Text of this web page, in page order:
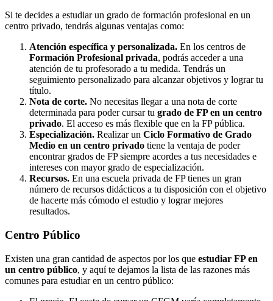
Si te decides a estudiar un grado de formación profesional en un
centro privado, tendrás algunas ventajas como:
Atención específica y personalizada. En los centros de
Formación Profesional privada, podrás acceder a una
atención de tu profesorado a tu medida. Tendrás un
seguimiento personalizado para alcanzar objetivos y lograr tu
título.
Nota de corte. No necesitas llegar a una nota de corte
determinada para poder cursar tu grado de FP en un centro
privado. El acceso es más flexible que en la FP pública.
Especialización. Realizar un Ciclo Formativo de Grado
Medio en un centro privado tiene la ventaja de poder
encontrar grados de FP siempre acordes a tus necesidades e
intereses con mayor grado de especialización.
Recursos. En una escuela privada de FP tienes un gran
número de recursos didácticos a tu disposición con el objetivo
de hacerte más cómodo el estudio y lograr mejores
resultados.
Centro Público
Existen una gran cantidad de aspectos por los que estudiar FP en
un centro público, y aquí te dejamos la lista de las razones más
comunes para estudiar en un centro público: